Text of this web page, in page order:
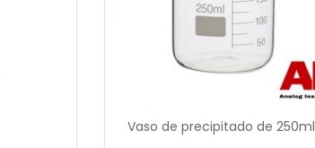
Vaso de precipitado de 250ml
out